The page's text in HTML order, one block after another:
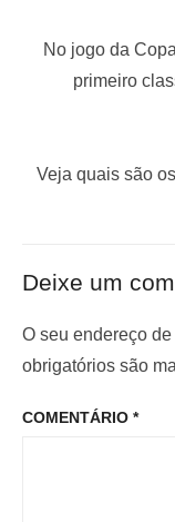
o
e
P
o
a
i
o
:
No jogo da
primeiro
P
m
o
o
Veja quais são
Deixe um
O seu endereço
obrigatórios são
COMENTÁRIO *